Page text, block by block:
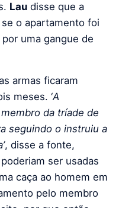
Lau disse que a
o apartamento foi
uma gangue de
armas ficaram
meses. ‘A
da tríade de
seguindo o instruiu a
, disse a fonte,
ser usadas
caça ao homem em
pelo membro